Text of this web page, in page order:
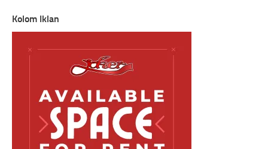
Kolom Iklan